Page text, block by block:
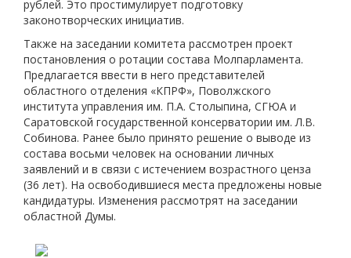
рублей. Это простимулирует подготовку
законотворческих инициатив.
Также на заседании комитета рассмотрен проект
постановления о ротации состава Молпарламента.
Предлагается ввести в него представителей
областного отделения «КПРФ», Поволжского
института управления им. П.А. Столыпина, СГЮА и
Саратовской государственной консерватории им. Л.В.
Собинова. Ранее было принято решение о выводе из
состава восьми человек на основании личных
заявлений и в связи с истечением возрастного ценза
(36 лет). На освободившиеся места предложены новые
кандидатуры. Изменения рассмотрят на заседании
областной Думы.